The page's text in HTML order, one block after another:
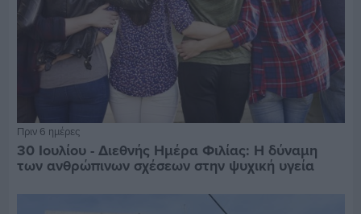
Πριν 6 ημέρες
30 Ιουλίου - Διεθνής Ημέρα Φιλίας: Η δύναμη
των ανθρώπινων σχέσεων στην ψυχική υγεία